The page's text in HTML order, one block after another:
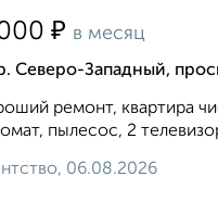
₽ в месяц
Северо-Западный,
ремонт, квартира
пылесос, 2
06.08.2026